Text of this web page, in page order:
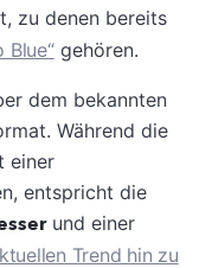
zu denen bereits
Blue“gehören.
dem bekannten
Während die
einer
entspricht die
und einer
Trend hin zu